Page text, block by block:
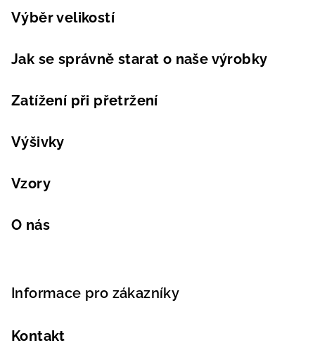
Výběr velikostí
Jak se správně starat o naše výrobky
Zatížení při přetržení
Výšivky
Vzory
O nás
Informace pro zákazníky
Kontakt